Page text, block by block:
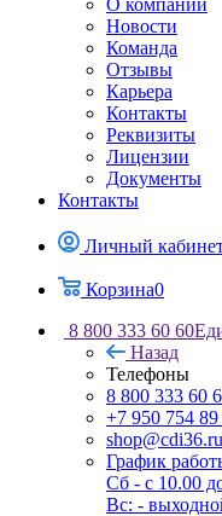
О компании
Новости
Команда
Отзывы
Карьера
Контакты
Реквизиты
Лицензии
Документы
Контакты
Личный
Корзина0
8 800 333 60 60
Назад
Телефоны
8 800 333 60
+7 950 754 89
shop@cdi36.ru
График
Сб - с 10.00
Вс: -